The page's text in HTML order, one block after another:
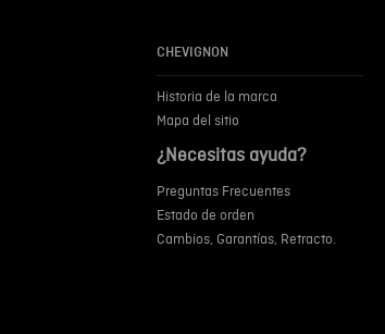
CHEVIGNON
Historia de la marca
Mapa del sitio
¿Necesitas ayuda?
Preguntas Frecuentes
Estado de orden
Cambios, Garantías, Retracto.